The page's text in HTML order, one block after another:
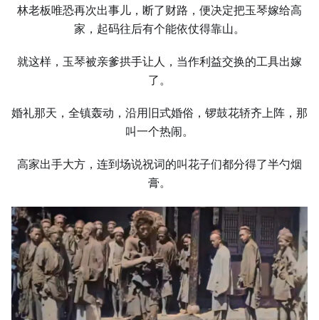
林老板唯恐再次出事儿，断了财路，便决定把玉琴嫁给高
家，起码往后有个能依仗得靠山。
就这样，玉琴被亲爹拱手让人，当作利益交换的工具出嫁
了。
婚礼那天，全镇轰动，沿用旧式婚俗，锣鼓花轿齐上阵，那
叫一个热闹。
高家出手大方，连到场说祝词的叫花子们都分得了半勺烟
膏。